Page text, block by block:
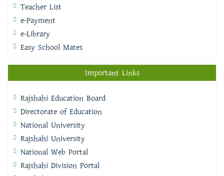
Teacher List
e-Payment
e-Library
Easy School Mates
Important Links
Rajshahi Education Board
Directorate of Education
National University
Rajshahi University
National Web Portal
Rajshahi Division Portal